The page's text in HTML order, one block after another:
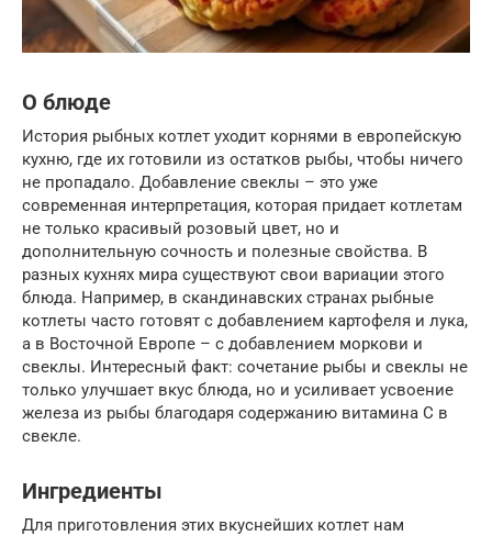
О блюде
История рыбных котлет уходит корнями в европейскую
кухню, где их готовили из остатков рыбы, чтобы ничего
не пропадало. Добавление свеклы – это уже
современная интерпретация, которая придает котлетам
не только красивый розовый цвет, но и
дополнительную сочность и полезные свойства. В
разных кухнях мира существуют свои вариации этого
блюда. Например, в скандинавских странах рыбные
котлеты часто готовят с добавлением картофеля и лука,
а в Восточной Европе – с добавлением моркови и
свеклы. Интересный факт: сочетание рыбы и свеклы не
только улучшает вкус блюда, но и усиливает усвоение
железа из рыбы благодаря содержанию витамина C в
свекле.
Ингредиенты
Для приготовления этих вкуснейших котлет нам